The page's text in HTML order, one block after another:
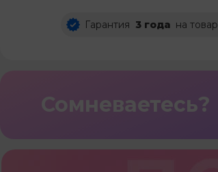
Гарантия 3 года на товар
Сомневаетесь?